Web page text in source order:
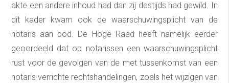
akte een andere inhoud had dan zij destijds had gewild. In
dit kader kwam ook de waarschuwingsplicht van de
notaris aan bod. De Hoge Raad heeft namelijk eerder
geoordeeld dat op notarissen een waarschuwingsplicht
rust voor de gevolgen van de met tussenkomst van een
notaris verrichte rechtshandelingen, zoals het wijzigen van